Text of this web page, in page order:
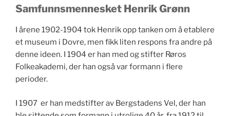
Samfunnsmennesket Henrik Grønn
I årene 1902-1904 tok Henrik opp tanken om å etablere
et museum i Dovre, men fikk liten respons fra andre på
denne ideen. I 1904 er han med og stifter Røros
Folkeakademi, der han også var formann i flere
perioder.
I 1907 er han medstifter av Bergstadens Vel, der han